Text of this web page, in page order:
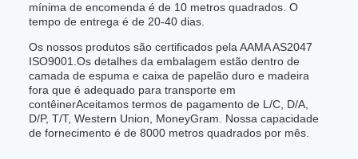
mínima de encomenda é de 10 metros quadrados. O
tempo de entrega é de 20-40 dias.
Os nossos produtos são certificados pela AAMA AS2047
ISO9001.Os detalhes da embalagem estão dentro de
camada de espuma e caixa de papelão duro e madeira
fora que é adequado para transporte em
contêinerAceitamos termos de pagamento de L/C, D/A,
D/P, T/T, Western Union, MoneyGram. Nossa capacidade
de fornecimento é de 8000 metros quadrados por mês.